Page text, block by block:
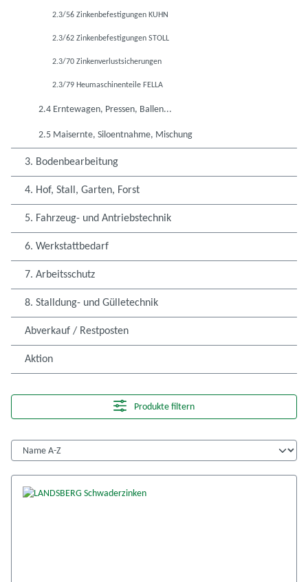
2.3/56 Zinkenbefestigungen KUHN
2.3/62 Zinkenbefestigungen STOLL
2.3/70 Zinkenverlustsicherungen
2.3/79 Heumaschinenteile FELLA
2.4 Erntewagen, Pressen, Ballen...
2.5 Maisernte, Siloentnahme, Mischung
3. Bodenbearbeitung
4. Hof, Stall, Garten, Forst
5. Fahrzeug- und Antriebstechnik
6. Werkstattbedarf
7. Arbeitsschutz
8. Stalldung- und Gülletechnik
Abverkauf / Restposten
Aktion
Produkte filtern